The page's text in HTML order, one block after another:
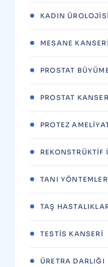
KADIN ÜROLOJISI
MESANE KANSERI
PROSTAT
PROSTAT
PROTEZ
REKONSTRÜKTIF
TANI
TAŞ
TESTIS KANSERI
ÜRETRA DARLIĞI